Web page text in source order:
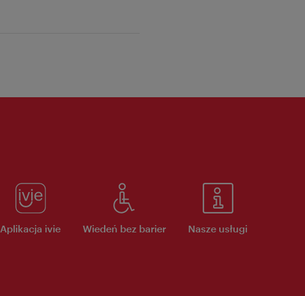
Aplikacja ivie Wiedeń bez barier Nasze usługi